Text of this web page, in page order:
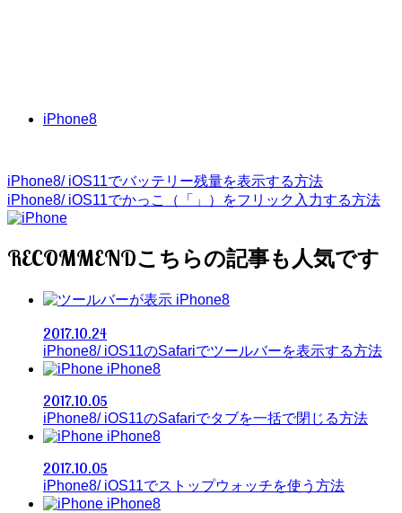
iPhone8
iPhone8/ iOS11でバッテリー残量を表示する方法
iPhone8/ iOS11でかっこ（「」）をフリック入力する方法
RECOMMEND
iPhone8
2017.10.24
iPhone8/ iOS11のSafariでツールバーを表示する方法
iPhone8
2017.10.05
iPhone8/ iOS11のSafariでタブを一括で閉じる方法
iPhone8
2017.10.05
iPhone8/ iOS11でストップウォッチを使う方法
iPhone8